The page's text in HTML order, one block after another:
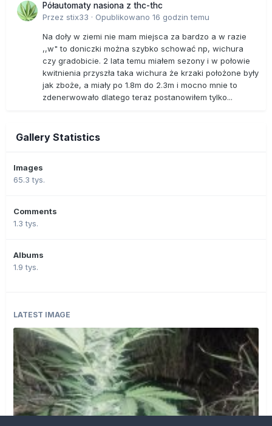
Półautomaty nasiona z thc-thc
Przez stix33 · Opublikowano 16 godzin temu
Na doły w ziemi nie mam miejsca za bardzo a w razie
,,w" to doniczki można szybko schować np, wichura
czy gradobicie. 2 lata temu miałem sezony i w połowie
kwitnienia przyszła taka wichura że krzaki położone były
jak zboże, a miały po 1.8m do 2.3m i mocno mnie to
zdenerwowało dlatego teraz postanowiłem tylko...
Gallery Statistics
Images
65.3 tys.
Comments
1.3 tys.
Albums
1.9 tys.
LATEST IMAGE